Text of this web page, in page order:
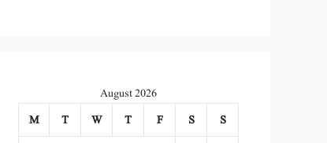
August 2026
M
T W T F S
S